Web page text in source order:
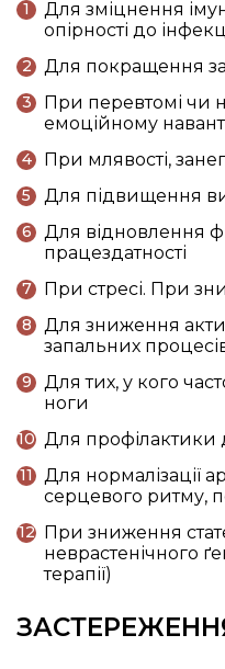
Для зміцнення
опірності до
Для покращення
При перевтомі чи
емоційному
При млявості,
Для підвищення
Для відновлення
працездатності
При стресі. При
Для зниження
запальних
Для тих, у кого
ноги
Для профілактики
Для нормалізації
серцевого ритму,
При зниження
неврастенічного
терапії)